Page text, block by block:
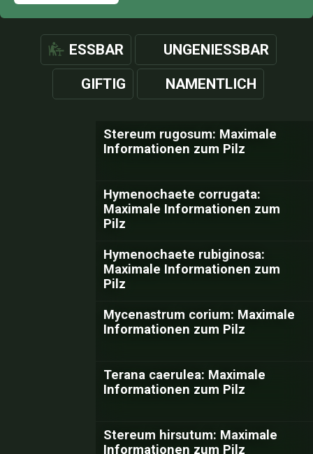
ESSBAR UNGENIESSBAR
GIFTIG NAMENTLICH
Stereum rugosum: Maximale
Informationen zum Pilz
Hymenochaete corrugata:
Maximale Informationen zum
Pilz
Hymenochaete rubiginosa:
Maximale Informationen zum
Pilz
Mycenastrum corium: Maximale
Informationen zum Pilz
Terana caerulea: Maximale
Informationen zum Pilz
Stereum hirsutum: Maximale
Informationen zum Pilz